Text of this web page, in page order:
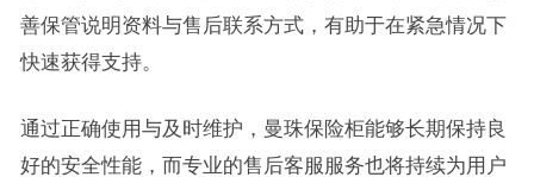
善保管说明资料与售后联系方式，有助于在紧急情况下
快速获得支持。
通过正确使用与及时维护，曼珠保险柜能够长期保持良
好的安全性能，而专业的售后客服服务也将持续为用户